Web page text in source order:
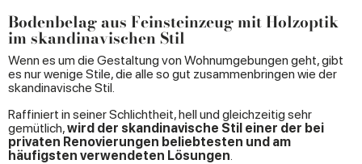
Bodenbelag aus Feinsteinzeug mit Holzoptik
im skandinavischen Stil
Wenn es um die Gestaltung von Wohnumgebungen geht, gibt
es nur wenige Stile, die alle so gut zusammenbringen wie der
skandinavische Stil.
Raffiniert in seiner Schlichtheit, hell und gleichzeitig sehr
gemütlich,wird der skandinavische Stil einer der bei
privaten Renovierungen beliebtesten und am
häufigsten verwendeten Lösungen